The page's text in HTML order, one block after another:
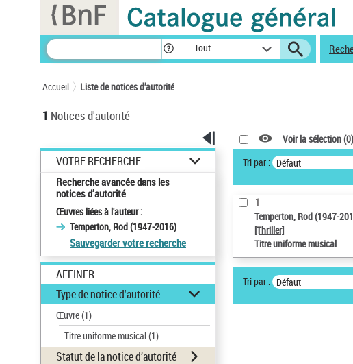
Tout
Accueil Liste de notices d’autorité
1 Notices d'autorité
VOTRE RECHERCHE
Recherche avancée dans les
notices d’autorité
Œuvres liées à l'auteur :
Temperton, Rod (1947-2016)
Sauvegarder votre recherche
AFFINER
Type de notice d'autorité
Œuvre(1)
Titre uniforme musical(1)
Statut de la notice d’autorité
Voir la sélection (0)
Tri par : Défaut
1
Temperton, Rod (1947-
[Thriller]
Titre uniforme musical
Tri par : Défaut
Panneau de gestion des cookies